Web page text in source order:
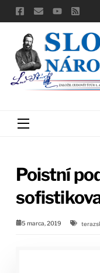
Skip
to
content
Menu
Poistní
5 marca, 2019